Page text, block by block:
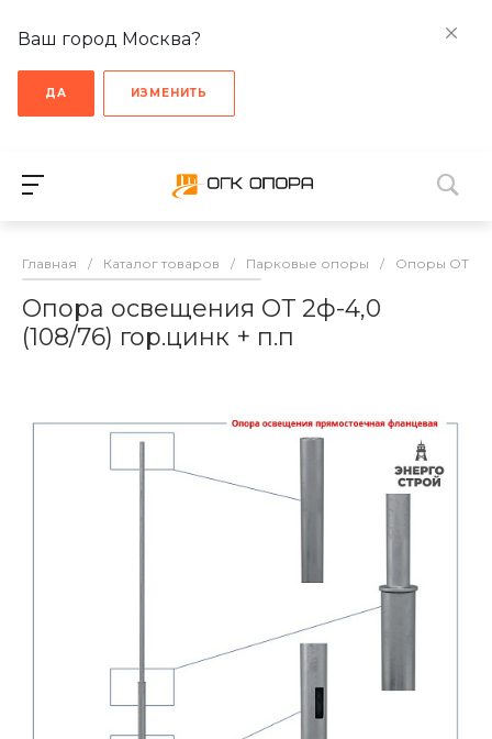
Ваш город Москва?
ДА ИЗМЕНИТЬ
Главная / Каталог товаров / Парковые опоры / Опоры ОТ
Опора освещения ОТ 2ф-4,0
(108/76) гор.цинк + п.п